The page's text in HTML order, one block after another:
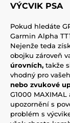
VÝCVIK PSA
Pokud hledáte
Garmin Alpha
Nejenže teda
obojku zároveň
úrovních, takže
vhodný pro
nebo zvukové
G1000
upozornění s
problém s